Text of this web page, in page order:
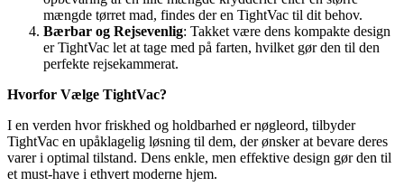
mængde tørret mad, findes der en TightVac til dit behov.
Bærbar og Rejsevenlig: Takket være dens kompakte design
er TightVac let at tage med på farten, hvilket gør den til den
perfekte rejsekammerat.
Hvorfor Vælge TightVac?
I en verden hvor friskhed og holdbarhed er nøgleord, tilbyder
TightVac en upåklagelig løsning til dem, der ønsker at bevare deres
varer i optimal tilstand. Dens enkle, men effektive design gør den til
et must-have i ethvert moderne hjem.